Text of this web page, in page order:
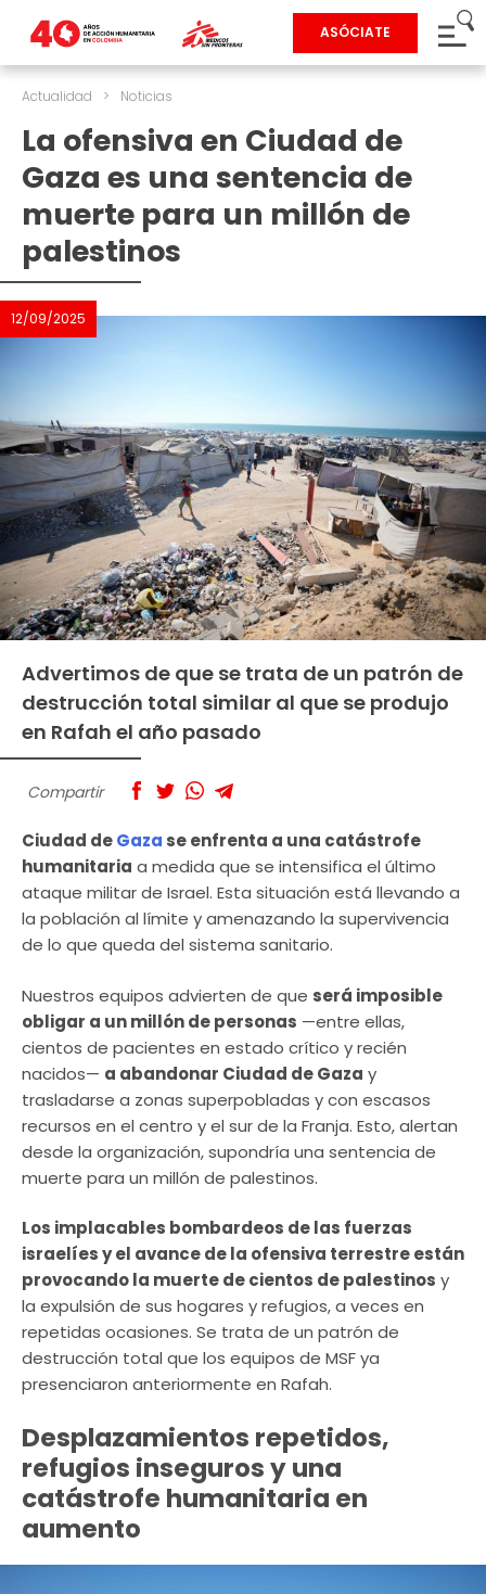
ASÓCIATE
Actualidad > Noticias
La ofensiva en Ciudad de
Gaza es una sentencia de
muerte para un millón de
palestinos
12/09/2025
Advertimos de que se trata de un patrón de
destrucción total similar al que se produjo
en Rafah el año pasado
Compartir
Ciudad deGaza se enfrenta a una catástrofe
humanitaria a medida que se intensifica el último
ataque militar de Israel. Esta situación está llevando a
la población al límite y amenazando la supervivencia
de lo que queda del sistema sanitario.
Nuestros equipos advierten de que será imposible
obligar a un millón de personas —entre ellas,
cientos de pacientes en estado crítico y recién
nacidos— a abandonar Ciudad de Gaza y
trasladarse a zonas superpobladas y con escasos
recursos en el centro y el sur de la Franja. Esto, alertan
desde la organización, supondría una sentencia de
muerte para un millón de palestinos.
Los implacables bombardeos de las fuerzas
israelíes y el avance de la ofensiva terrestre están
provocando la muerte de cientos de palestinos y
la expulsión de sus hogares y refugios, a veces en
repetidas ocasiones. Se trata de un patrón de
destrucción total que los equipos de MSF ya
presenciaron anteriormente en Rafah.
Desplazamientos repetidos,
refugios inseguros y una
catástrofe humanitaria en
aumento